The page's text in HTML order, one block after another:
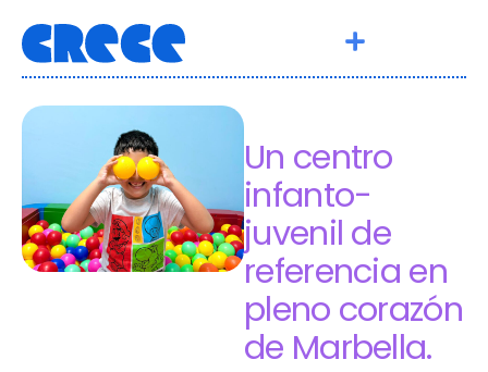
Un centro
infanto-
juvenil de
referencia en
pleno corazón
de Marbella.